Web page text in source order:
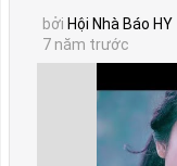
bởi Hội Nhà Báo HY
7 năm trước